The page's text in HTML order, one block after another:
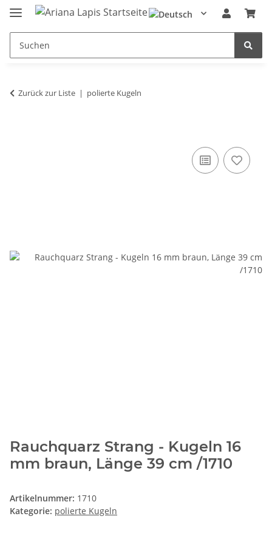
Zurück zur Liste polierte Kugeln
Rauchquarz Strang - Kugeln 16
mm braun, Länge 39 cm /1710
Artikelnummer: 1710
Kategorie: polierte Kugeln